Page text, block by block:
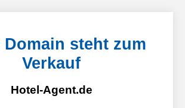
Domain steht zum
Verkauf
Hotel-Agent.de